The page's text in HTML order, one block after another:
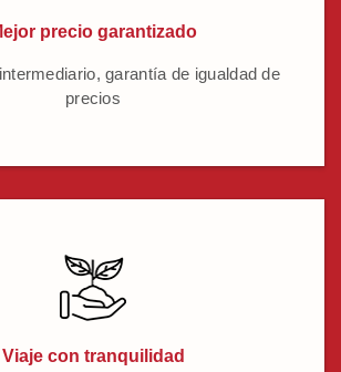
precio garantizado
garantía de igualdad de
precios
Viaje con tranquilidad